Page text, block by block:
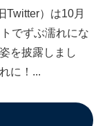
Twitter）は10月
でずぶ濡れにな
を披露しまし
に！...